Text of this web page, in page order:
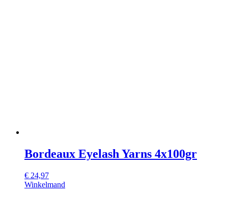
Bordeaux Eyelash Yarns 4x100gr
€ 24,97
Winkelmand